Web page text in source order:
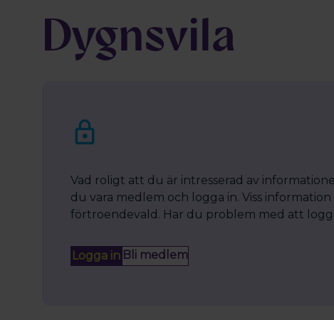
Dygnsvila
Vad roligt att du är intresserad av
du vara medlem och logga in. Viss
förtroendevald. Har du problem med att
Logga in Bli medlem